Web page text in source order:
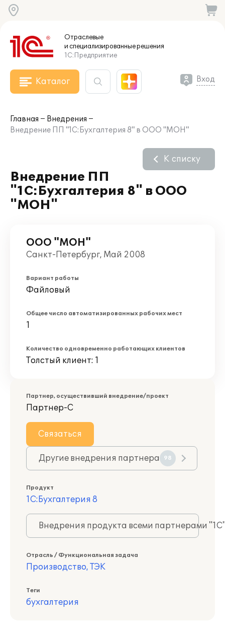
Отраслевые
и специализированныерешения
1С:Предприятие
Каталог Вход
Главная
Внедрения
Внедрение ПП "1С:Бухгалтерия 8" в ООО "МОН"
Внедрение ПП
"1С:Бухгалтерия 8" в ООО
"МОН"
К списку
ООО "МОН"
Санкт-Петербург, Май 2008
Вариант работы
Файловый
Общее число автоматизированных рабочих мест
1
Количество одновременно работающих клиентов
Толстый клиент: 1
Партнер, осуществивший внедрение/проект
Партнер-С
Связаться
Другие внедрения партнера 98
Продукт
1С:Бухгалтерия 8
Внедрения продукта всеми партнерами
Отрасль / Функциональная задача
Производство, ТЭК
Теги
бухгалтерия